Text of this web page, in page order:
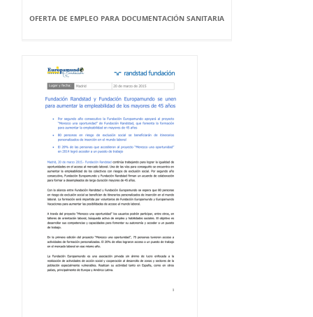
OFERTA DE EMPLEO PARA DOCUMENTACIÓN SANITARIA